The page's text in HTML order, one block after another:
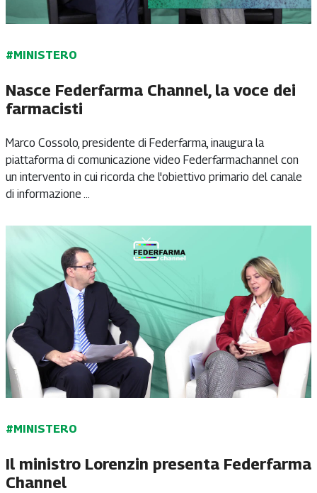
#MINISTERO
Nasce Federfarma Channel, la voce dei
farmacisti
Marco Cossolo, presidente di Federfarma, inaugura la
piattaforma di comunicazione video Federfarmachannel con
un intervento in cui ricorda che l'obiettivo primario del canale
di informazione ...
#MINISTERO
Il ministro Lorenzin presenta Federfarma
Channel